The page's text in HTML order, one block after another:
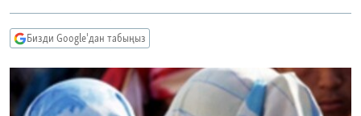
БҮГҮН АЗАТТЫКТА
ЭКСПЕРТТЕР ТАЛДАЙТ
БИЗ ЖАНА ДҮЙНӨ
ДАНИСТЕ
ПОДКАСТ
ӨЗГӨЧӨ ПИКИР
Русский
Бизди Google'дан табыңыз